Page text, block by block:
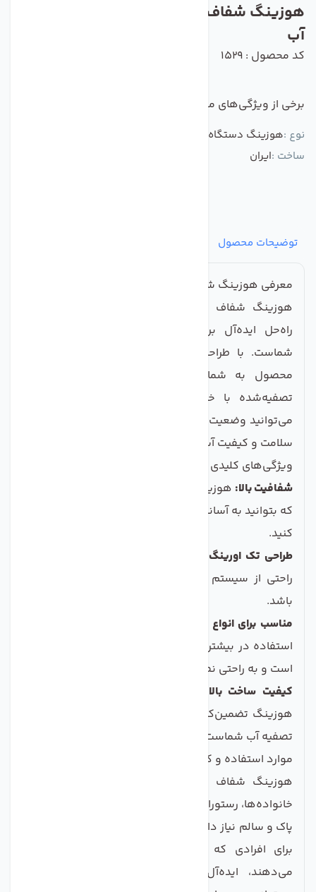
هوزینگ شفاف تک اورینگ دستگاه تصفیه
آب
کد محصول : 1529
برخی از ویژگی‌های مهم این محصول :
نوع :هوزینگ دستگاه تصفیه کننده آب
ساخت :ایران
توضیحات محصول
معرفی هوزینگ شفاف تک اورینگ دستگاه تصفیه آب
هوزینگ شفاف تک اورینگ دستگاه تصفیه آب، یک
راه‌حل ایده‌آل برای تمیزی و شفافیت آب آشامیدنی
شماست. با طراحی حرفه‌ای و کیفیت ساخت بالا، این
محصول به شما این امکان را می‌دهد که از آب
تصفیه‌شده با خیالی راحت استفاده کنید. به راحتی
می‌توانید وضعیت فیلتر و آب را زیر نظر داشته باشید و از
سلامت و کیفیت آب خود اطمینان حاصل کنید.
ویژگی‌های کلیدی
شفافیت بالا: هوزینگ شفاف این امکان را به شما می‌دهد
که بتوانید به آسانی وضعیت فیلتر و کیفیت آب را مشاهده
کنید.
طراحی تک اورینگ:
راحتی از سیستم عبور کند و هیچ گونه نشتی نداشته
باشد.
مناسب برای انواع دستگاه‌های تصفیه:
استفاده در بیشتر دستگاه‌های تصفیه آب خانگی مناسب
است و به راحتی نصب می‌شود.
کیفیت ساخت بالا:
هوزینگ تضمین‌کننده طول عمر و عملکرد بهتر دستگاه
تصفیه آب شماست.
موارد استفاده و کاربردها
هوزینگ شفاف تک اورینگ دستگاه تصفیه آب برای
خانواده‌ها، رستوران‌ها، دفاتر و سایر محیط‌هایی که به آب
پاک و سالم نیاز دار ند، مناسب است. این محصول به ویژه
برای افرادی که به کیفیت آب مصرفی خود اهمیت
می‌دهند، ایده‌آل می‌باشد. با نصب این هوزینگ،